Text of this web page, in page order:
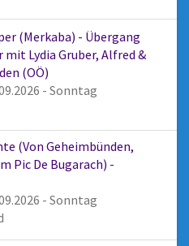
(Merkaba) - Übergang
mit Lydia Gruber, Alfred &
(OÖ)
- Sonntag
(Von Geheimbünden,
Pic De Bugarach) -
- Sonntag